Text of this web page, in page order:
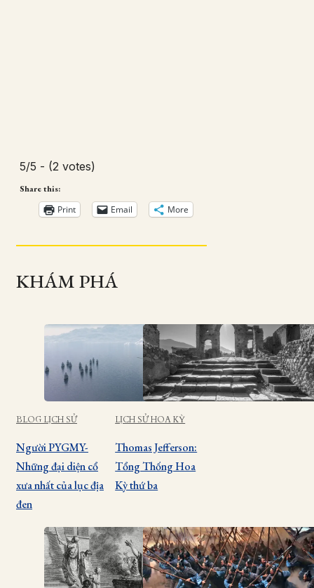
5/5 - (2 votes)
Share this:
Print Email More
KHÁM PHÁ
BLOG LỊCH SỬ
Người PYGMY-
Những đại diện cổ
xưa nhất của lục địa
đen
LỊCH SỬ HOA KỲ
Thomas Jefferson:
Tổng Thống Hoa
Kỳ thứ ba